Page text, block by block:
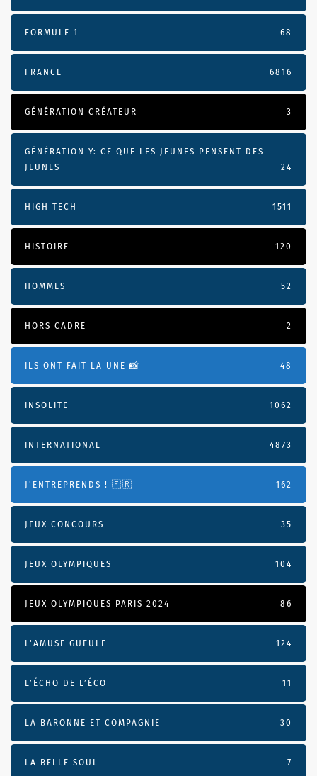
FORMULE 1 68
FRANCE 6816
GÉNÉRATION CRÉATEUR 3
GÉNÉRATION Y: CE QUE LES JEUNES PENSENT DES
JEUNES
24
HIGH TECH 1511
HISTOIRE 120
HOMMES 52
HORS CADRE 2
ILS ONT FAIT LA UNE 📸 48
INSOLITE 1062
INTERNATIONAL 4873
J'ENTREPRENDS ! 🇫🇷 162
JEUX CONCOURS 35
JEUX OLYMPIQUES 104
JEUX OLYMPIQUES PARIS 2024 86
L'AMUSE GUEULE 124
L’ÉCHO DE L’ÉCO 11
LA BARONNE ET COMPAGNIE 30
LA BELLE SOUL 7